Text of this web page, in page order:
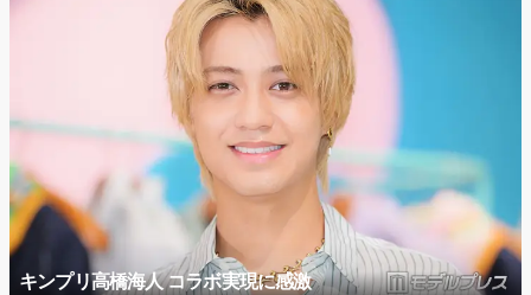
キンプリ高橋海人 コラボ実現に感激